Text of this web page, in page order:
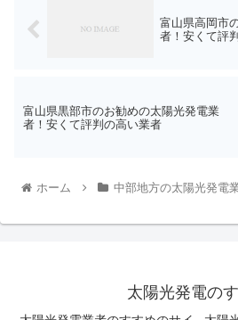
富山県高岡市
者！安くて評
富山県黒部市のお勧めの太陽光発電業
者！安くて評判の高い業者
ホーム 中部地方の太陽光発電
太陽光発電の